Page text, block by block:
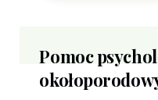
Pomoc